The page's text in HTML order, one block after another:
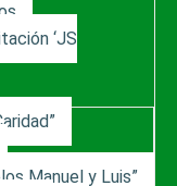
‘JS
Manuel y Luis”